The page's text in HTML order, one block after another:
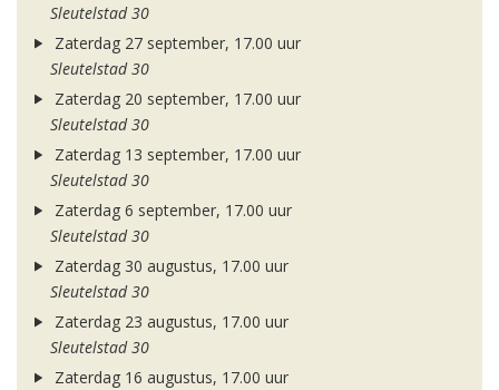
Sleutelstad 30
Zaterdag 27 september, 17.00 uur
Sleutelstad 30
Zaterdag 20 september, 17.00 uur
Sleutelstad 30
Zaterdag 13 september, 17.00 uur
Sleutelstad 30
Zaterdag 6 september, 17.00 uur
Sleutelstad 30
Zaterdag 30 augustus, 17.00 uur
Sleutelstad 30
Zaterdag 23 augustus, 17.00 uur
Sleutelstad 30
Zaterdag 16 augustus, 17.00 uur